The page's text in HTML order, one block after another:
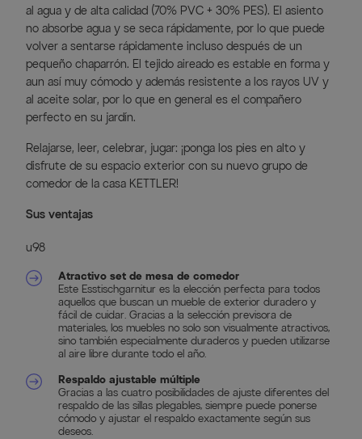
al agua y de alta calidad (70% PVC + 30% PES). El asiento
no absorbe agua y se seca rápidamente, por lo que puede
volver a sentarse rápidamente incluso después de un
pequeño chaparrón. El tejido aireado es estable en forma y
aun así muy cómodo y además resistente a los rayos UV y
al aceite solar, por lo que en general es el compañero
perfecto en su jardín.
Relajarse, leer, celebrar, jugar: ¡ponga los pies en alto y
disfrute de su espacio exterior con su nuevo grupo de
comedor de la casa KETTLER!
Sus ventajas
u98
Atractivo set de mesa de comedor
Este Esstischgarnitur es la elección perfecta para todos
aquellos que buscan un mueble de exterior duradero y
fácil de cuidar. Gracias a la selección previsora de
materiales, los muebles no solo son visualmente atractivos,
sino también especialmente duraderos y pueden utilizarse
al aire libre durante todo el año.
Respaldo ajustable múltiple
Gracias a las cuatro posibilidades de ajuste diferentes del
respaldo de las sillas plegables, siempre puede ponerse
cómodo y ajustar el respaldo exactamente según sus
deseos.